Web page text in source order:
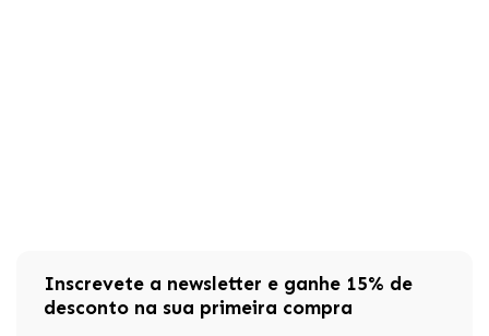
Inscrevete a newsletter e ganhe 15% de
desconto na sua primeira compra